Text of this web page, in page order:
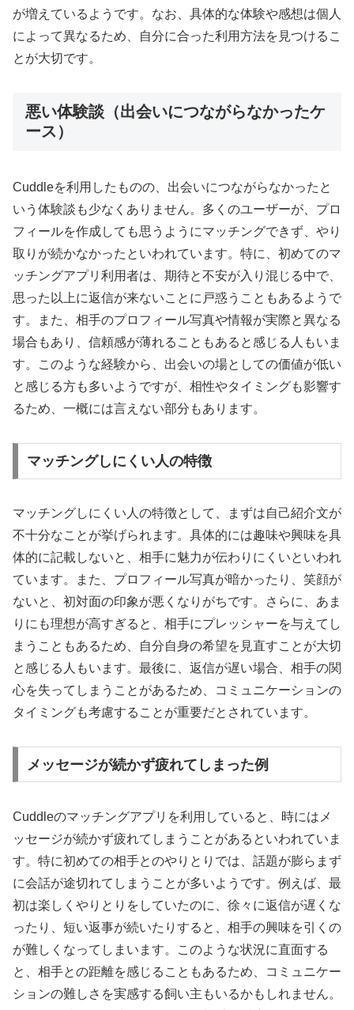
が増えているようです。なお、具体的な体験や感想は個人
によって異なるため、自分に合った利用方法を見つけるこ
とが大切です。
悪い体験談（出会いにつながらなかったケ
ース）
Cuddleを利用したものの、出会いにつながらなかったと
いう体験談も少なくありません。多くのユーザーが、プロ
フィールを作成しても思うようにマッチングできず、やり
取りが続かなかったといわれています。特に、初めてのマ
ッチングアプリ利用者は、期待と不安が入り混じる中で、
思った以上に返信が来ないことに戸惑うこともあるようで
す。また、相手のプロフィール写真や情報が実際と異なる
場合もあり、信頼感が薄れることもあると感じる人もいま
す。このような経験から、出会いの場としての価値が低い
と感じる方も多いようですが、相性やタイミングも影響す
るため、一概には言えない部分もあります。
マッチングしにくい人の特徴
マッチングしにくい人の特徴として、まずは自己紹介文が
不十分なことが挙げられます。具体的には趣味や興味を具
体的に記載しないと、相手に魅力が伝わりにくいといわれ
ています。また、プロフィール写真が暗かったり、笑顔が
ないと、初対面の印象が悪くなりがちです。さらに、あま
りにも理想が高すぎると、相手にプレッシャーを与えてし
まうこともあるため、自分自身の希望を見直すことが大切
と感じる人もいます。最後に、返信が遅い場合、相手の関
心を失ってしまうことがあるため、コミュニケーションの
タイミングも考慮することが重要だとされています。
メッセージが続かず疲れてしまった例
Cuddleのマッチングアプリを利用していると、時にはメ
ッセージが続かず疲れてしまうことがあるといわれていま
す。特に初めての相手とのやりとりでは、話題が膨らまず
に会話が途切れてしまうことが多いようです。例えば、最
初は楽しくやりとりをしていたのに、徐々に返信が遅くな
ったり、短い返事が続いたりすると、相手の興味を引くの
が難しくなってしまいます。このような状況に直面する
と、相手との距離を感じることもあるため、コミュニケー
ションの難しさを実感する飼い主もいるかもしれません。